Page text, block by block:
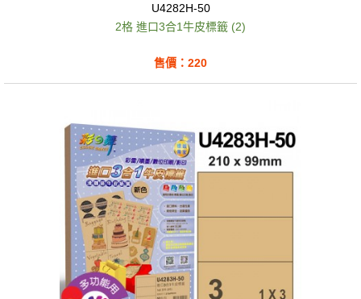
U4282H-50
2格 進口3合1牛皮標籤 (2)
售價：220